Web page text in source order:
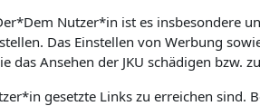
Nutzer*in ist es insbesondere
Das Einstellen von Werbung
Ansehen der JKU schädigen bzw.
gesetzte Links zu erreichen sind.